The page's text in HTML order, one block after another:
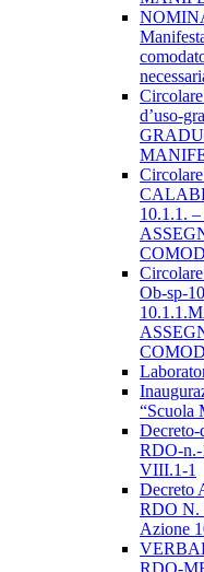
d’uso-
10.1.1.
Ob-sp-
“Scuola
RDO-n.-
VIII.1-1
Decreto
RDO N.
Azione